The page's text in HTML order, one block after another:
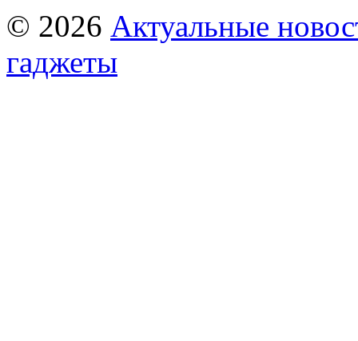
© 2026 Актуальные
гаджеты